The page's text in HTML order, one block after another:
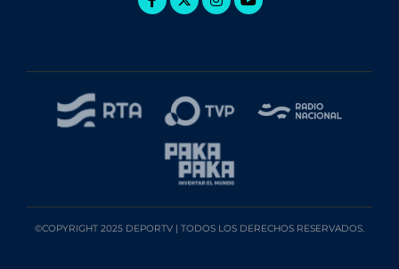
©COPYRIGHT 2025 DEPORTV | TODOS LOS DERECHOS RESERVADOS.